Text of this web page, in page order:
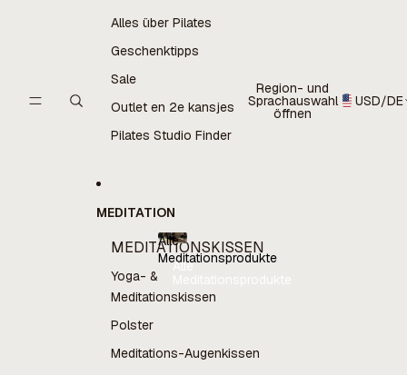
Alles über Pilates
Geschenktipps
Sale
Outlet en 2e kansjes
Pilates Studio Finder
MEDITATION
MEDITATIONSKISSEN
Yoga- &
Meditationskissen
Polster
Meditations-Augenkissen
Alle
Meditationsprodukte
Alle
Region- und
Sprachauswahl
öffnen
USD/DE